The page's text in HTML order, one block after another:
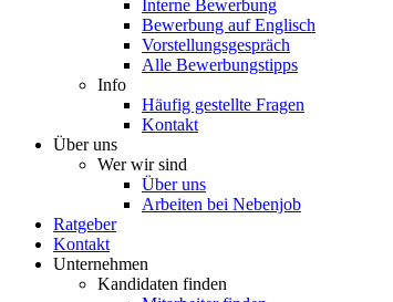
Interne Bewerbung
Bewerbung auf Englisch
Vorstellungsgespräch
Alle Bewerbungstipps
Info
Häufig gestellte Fragen
Kontakt
Über uns
Wer wir sind
Über uns
Arbeiten bei Nebenjob
Ratgeber
Kontakt
Unternehmen
Kandidaten finden